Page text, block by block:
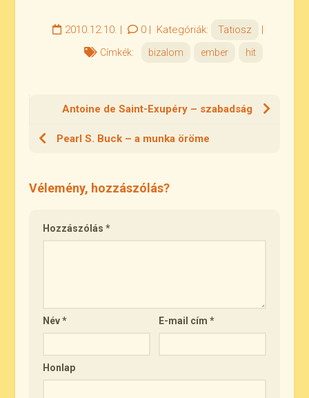
2010.12.10. | 0| Kategóriák: Tatiosz |
Címkék: bizalom ember hit
Antoine de Saint-Exupéry – szabadság
Pearl S. Buck – a munka öröme
Vélemény, hozzászólás?
Hozzászólás*
Név* E-mail cím*
Honlap